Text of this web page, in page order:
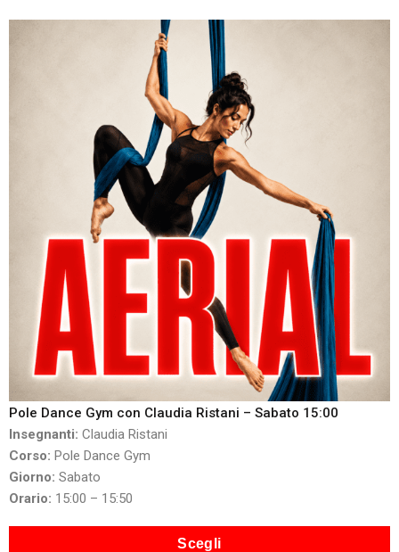
Pole Dance Gym con Claudia Ristani – Sabato 15:00
Insegnanti: Claudia Ristani
Corso: Pole Dance Gym
Giorno: Sabato
Orario: 15:00 – 15:50
Scegli